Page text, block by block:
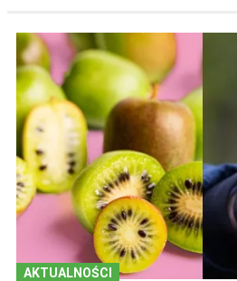
AKTUALNOŚCI